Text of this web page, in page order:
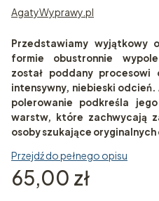
AgatyWyprawy.pl
Przedstawiamy wyjątkowy
formie obustronnie
został poddany procesowi
intensywny, niebieski
polerowanie podkreśla
warstw, które zachwycają
osoby szukające
Przejdź do pełnego opisu
Cena
65,00 zł